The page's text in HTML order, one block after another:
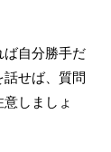
自分勝手だ
せば、質問
しましょ